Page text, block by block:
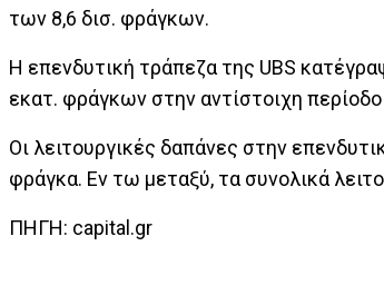
των 8,6 δισ. φράγκων.
Η επενδυτική τράπεζα της UBS
εκατ. φράγκων στην αντίστοιχη
Οι λειτουργικές δαπάνες στην
φράγκα. Εν τω μεταξύ, τα συνολικά
ΠΗΓΗ: capital.gr